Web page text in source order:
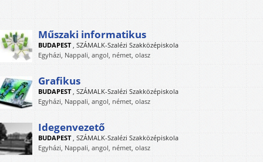
Műszaki informatikus
BUDAPEST SZÁMALK-Szalézi Szakközépiskola
Egyházi, Nappali, angol, német, olasz
Grafikus
BUDAPEST SZÁMALK-Szalézi Szakközépiskola
Egyházi, Nappali, angol, német, olasz
Idegenvezető
BUDAPEST SZÁMALK-Szalézi Szakközépiskola
Egyházi, Nappali, angol, német, olasz